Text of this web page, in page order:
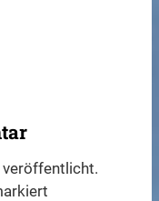
veröffentlicht.